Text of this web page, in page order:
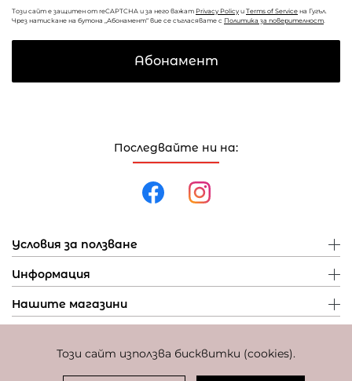
Този сайт използва бисквитки (cookies).
Последвайте ни на:
Условия за ползване
Информация
Нашите магазини
Този сайт е защитен от reCAPTCHA и за него важат Privacy Policy и Terms of Service на Гугъл.
Чрез натискане на бутона „Абонамент“ вие се съгласявате с Политика за поверителност
Абонамент